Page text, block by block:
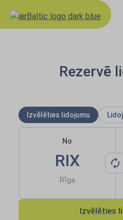
Rezervē
Izvēlēties lidojumu
No
RIX
Rīga
Izvēlēties